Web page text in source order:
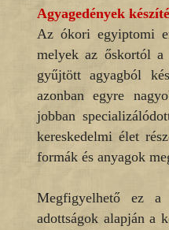
Agyagedények
Az ókori egyiptomi
melyek az őskortól a
gyűjtött agyagból
azonban egyre
jobban
kereskedelmi élet
formák és anyagok
Megfigyelhető ez a
adottságok alapján a